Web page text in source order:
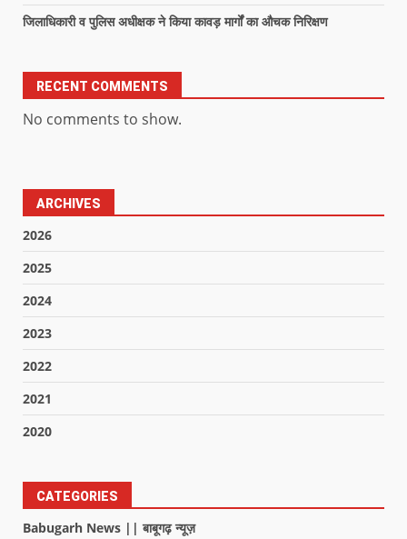
जिलाधिकारी व पुलिस अधीक्षक ने किया कावड़ मार्गों का औचक निरिक्षण
RECENT COMMENTS
No comments to show.
ARCHIVES
2026
2025
2024
2023
2022
2021
2020
CATEGORIES
Babugarh News || बाबूगढ़ न्यूज़